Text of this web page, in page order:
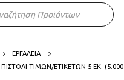
ΕΡΓΑΛΕΙΑ
ΤΙΜΏΝ/ΕΤΙΚΕΤΏΝ 5 ΕΚ. (5.000